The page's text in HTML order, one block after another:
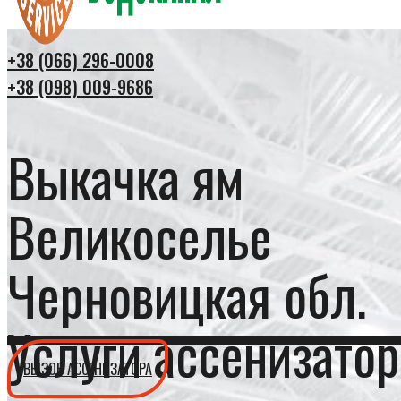
+38 (066) 296-0008
+38 (098) 009-9686
Выкачка ям
Великоселье
Черновицкая обл.
Услуги
ВЫЗОВ АССЕНИЗАТОРА